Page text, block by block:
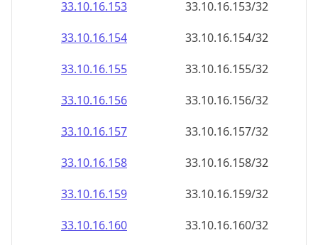
33.10.16.162
33.10.16.162/32
33.10.16.163
33.10.16.163/32
33.10.16.164
33.10.16.164/32
33.10.16.165
33.10.16.165/32
33.10.16.166
33.10.16.166/32
33.10.16.167
33.10.16.167/32
33.10.16.168
33.10.16.168/32
33.10.16.169
33.10.16.169/32